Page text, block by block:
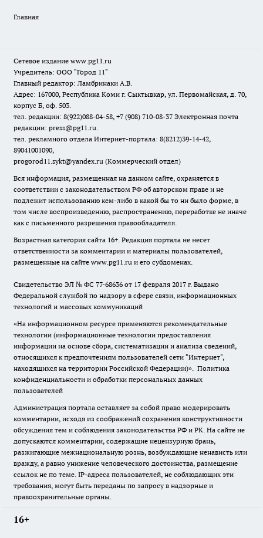
Главная
Сетевое издание www.pg11.ru
Учредитель: ООО "Город 11"
Главный редактор: Ламбринаки А.В.
Адрес: 167000, Республика Коми г. Сыктывкар, ул. Первомайская, д. 70,
корпус Б, оф. 503.
тел. редакции: 8(922)088-04-58, +7 (908) 710-08-37 Электронная почта
редакции: press@pg11.ru.
тел. рекламного отдела Интернет-портала: 8(8212)39-14-42,
89041001090,
progorod11.sykt@yandex.ru (Коммерческий отдел)
Вся информация, размещенная на данном сайте, охраняется в
соответствии с законодательством РФ об авторском праве и не
подлежит использованию кем-либо в какой бы то ни было форме, в
том числе воспроизведению, распространению, переработке не иначе
как с письменного разрешения правообладателя.
Возрастная категория сайта 16+. Редакция портала не несет
ответственности за комментарии и материалы пользователей,
размещенные на сайте www.pg11.ru и его субдоменах.
Свидетельство ЭЛ № ФС 77-68636 от 17 февраля 2017 г. Выдано
Федеральной службой по надзору в сфере связи, информационных
технологий и массовых коммуникаций
«На информационном ресурсе применяются рекомендательные
технологии (информационные технологии предоставления
информации на основе сбора, систематизации и анализа сведений,
относящихся к предпочтениям пользователей сети "Интернет",
находящихся на территории Российской Федерации)». Политика
конфиденциальности и обработки персональных данных
пользователей
Администрация портала оставляет за собой право модерировать
комментарии, исходя из соображений сохранения конструктивности
обсуждения тем и соблюдения законодательства РФ и РК. На сайте не
допускаются комментарии, содержащие нецензурную брань,
разжигающие межнациональную рознь, возбуждающие ненависть или
вражду, а равно унижение человеческого достоинства, размещение
ссылок не по теме. IP-адреса пользователей, не соблюдающих эти
требования, могут быть переданы по запросу в надзорные и
правоохранительные органы.
16+